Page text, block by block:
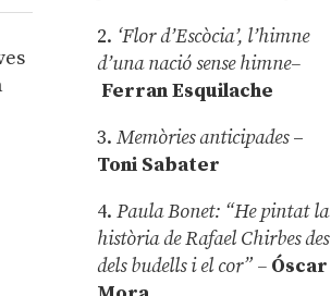
2. ‘Flor d’Escòcia’, l’himne
d’una nació sense himne–
Ferran Esquilache
3.Memòries anticipades–
Toni Sabater
4.Paula Bonet: “He pintat la
història de Rafael Chirbes des
dels budells i el cor” – Óscar